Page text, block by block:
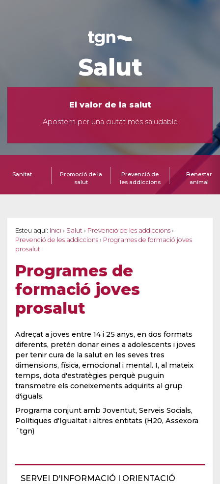
Salut
El valor de la salut
Apostem per una ciutat més saludable
Sanitat
Promoció de la
salut
Prevenció de
les addiccions
Benestar
animal
Esteu aquí: Inici › Salut › Prevenció de les addiccions ›
Prevenció de les addiccions › Programes de formació joves
prosalut
Programes de
formació joves
prosalut
SERVEI D'INFORMACIÓ I ORIENTACIÓ
Adreçat a joves entre 14 i 25 anys, en dos formats
diferents, pretén donar eines a adolescents i joves
per tenir cura de la salut en les seves tres
dimensions, física, emocional i mental. I, al mateix
temps, dota d'estratègies perquè puguin
transmetre els coneixements adquirits al grup
d'iguals.
Programa conjunt amb Joventut, Serveis Socials,
Polítiques d'Igualtat i altres entitats (H20, Assexora
´tgn)